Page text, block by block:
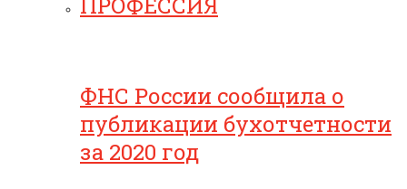
ФНС России сообщила о
публикации бухотчетности
за 2020 год